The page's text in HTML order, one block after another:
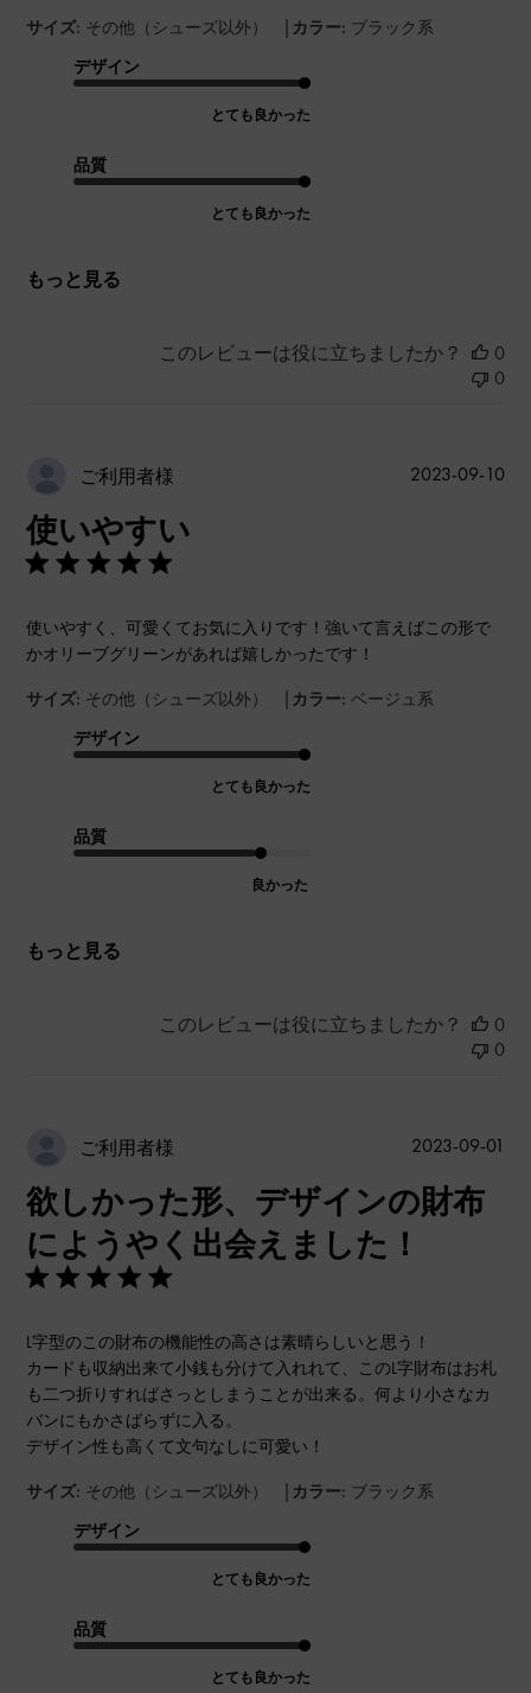
サイズ: その他（シューズ以外） | カラー: ブラック系
デザイン
とても良かった
品質
とても良かった
もっと見る
このレビューは役に立ちましたか？
0
0
ご利用者様
使いやすい
使いやすく、可愛くてお気に入りです！強いて言えばこの形で
かオリーブグリーンがあれば嬉しかったです！
サイズ: その他（シューズ以外） | カラー: ベージュ系
デザイン
とても良かった
品質
良かった
もっと見る
公
2023-09-10
このレビューは役に立ちましたか？
0
0
ご利用者様
欲しかった形、デザインの財布
にようやく出会えました！
L字型のこの財布の機能性の高さは素晴らしいと思う！
カードも収納出来て小銭も分けて入れれて、このL字財布はお札
も二つ折りすればさっとしまうことが出来る。何より小さなカ
バンにもかさばらずに入る。
デザイン性も高くて文句なしに可愛い！
サイズ: その他（シューズ以外） | カラー: ブラック系
デザイン
とても良かった
品質
とても良かった
2023-09-01